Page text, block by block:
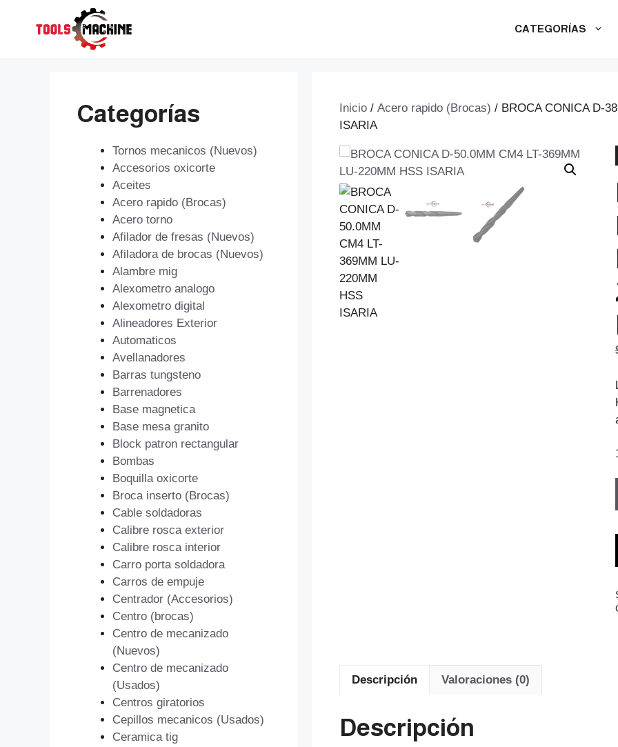
CATEGORÍAS
Inicio / Acero rapido (Brocas) / BROCA CONICA D-
ISARIA
Descripción Valoraciones (0)
Descripción
Categorías
Tornos mecanicos (Nuevos)
Accesorios oxicorte
Aceites
Acero rapido (Brocas)
Acero torno
Afilador de fresas (Nuevos)
Afiladora de brocas (Nuevos)
Alambre mig
Alexometro analogo
Alexometro digital
Alineadores Exterior
Automaticos
Avellanadores
Barras tungsteno
Barrenadores
Base magnetica
Base mesa granito
Block patron rectangular
Bombas
Boquilla oxicorte
Broca inserto (Brocas)
Cable soldadoras
Calibre rosca exterior
Calibre rosca interior
Carro porta soldadora
Carros de empuje
Centrador (Accesorios)
Centro (brocas)
Centro de mecanizado
(Nuevos)
Centro de mecanizado
(Usados)
Centros giratorios
Cepillos mecanicos (Usados)
Ceramica tig